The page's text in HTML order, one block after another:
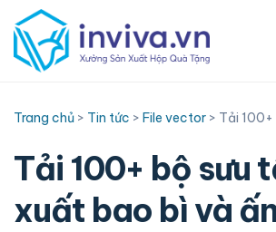
to
content
Trang chủ > Tin tức > File vector > Tải
Tải 100+ bộ sưu
xuất bao bì và